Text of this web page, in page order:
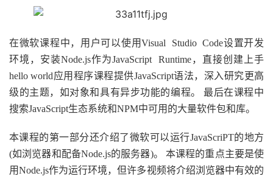
在微软课程中，用户可以使用Visual Studio Code设置开发
环境，安装Node.js作为JavaScript Runtime，直接创建上手
hello world应用程序课程提供JavaScript语法，深入研究更高
级的主题，如对象和具有异步功能的编程。 最后在课程中
搜索JavaScript生态系统和NPM中可用的大量软件包和库。
本课程的第一部分还介绍了微软可以运行JavaScriPT的地方
(如浏览器和配备Node.js的服务器)。 本课程的重点主要是使
用Node.js作为运行环境，但许多视频将介绍浏览器中有效的